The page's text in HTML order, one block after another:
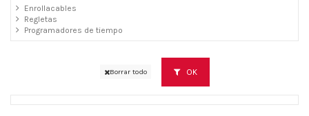
Enrollacables
Regletas
Programadores de tiempo
Borrar todo OK